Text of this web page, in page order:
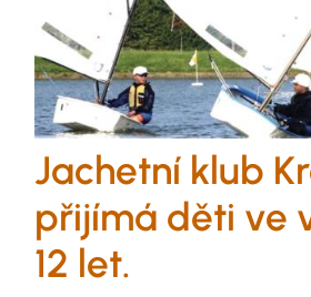
Jachetní klub
přijímá děti ve
12 let.